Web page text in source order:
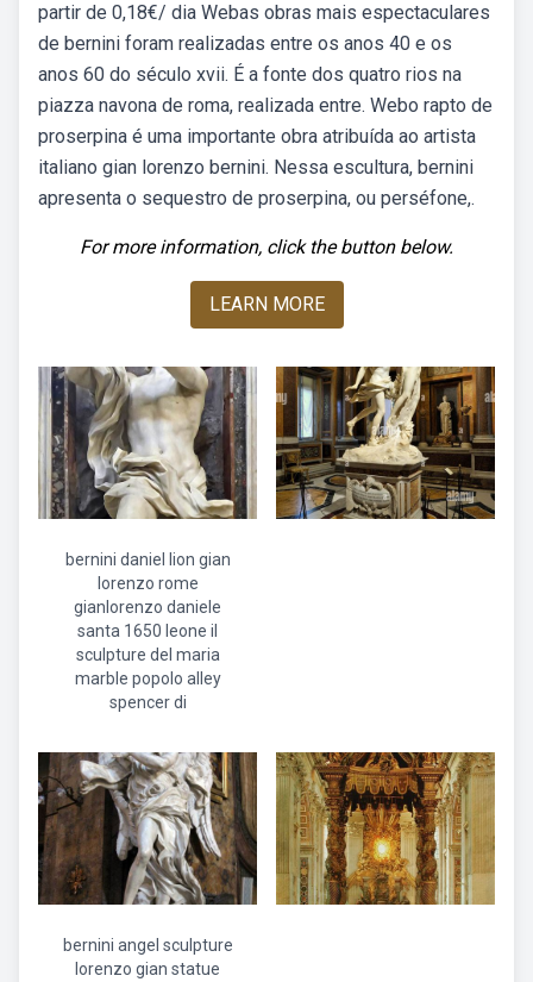
partir de 0,18€/ dia Webas obras mais espectaculares
de bernini foram realizadas entre os anos 40 e os
anos 60 do século xvii. É a fonte dos quatro rios na
piazza navona de roma, realizada entre. Webo rapto de
proserpina é uma importante obra atribuída ao artista
italiano gian lorenzo bernini. Nessa escultura, bernini
apresenta o sequestro de proserpina, ou perséfone,.
For more information, click the button below.
LEARN MORE
bernini daniel lion gian
lorenzo rome
gianlorenzo daniele
santa 1650 leone il
sculpture del maria
marble popolo alley
spencer di
bernini angel sculpture
lorenzo gian statue